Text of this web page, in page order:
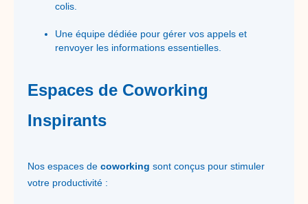
colis.
Une équipe dédiée pour gérer vos appels et
renvoyer les informations essentielles.
Espaces de Coworking
Inspirants
Nos espaces de coworking sont conçus pour stimuler
votre productivité :